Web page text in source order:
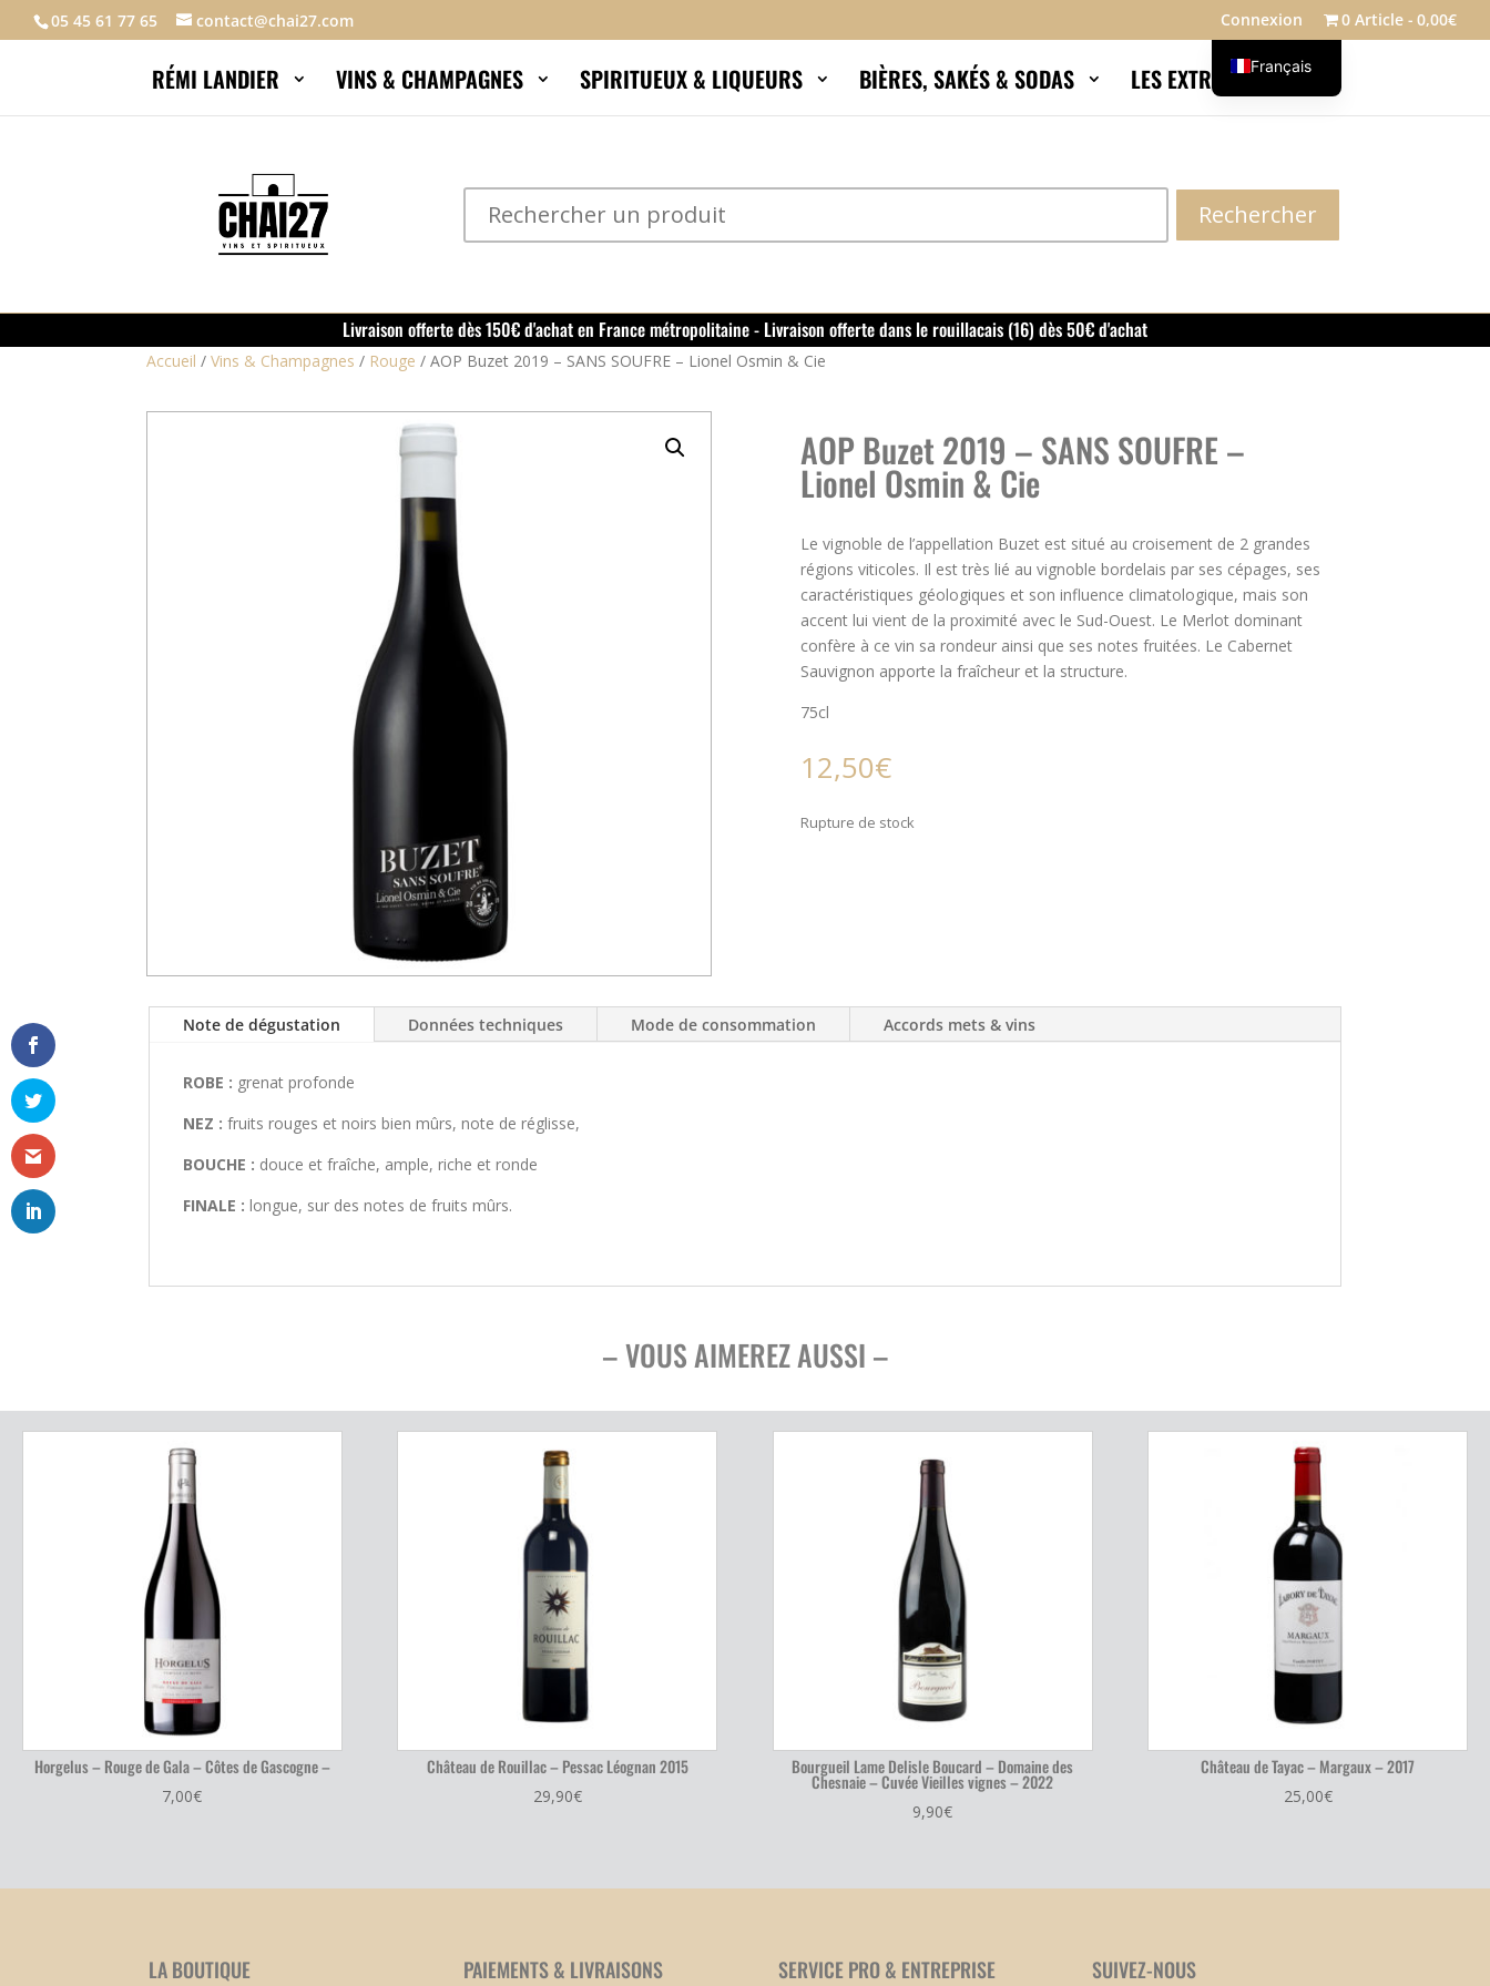
05 45 61 77 65 contact@chai27.com Connexion 0 Article 0,00€
RÉMI LANDIER VINS & CHAMPAGNES SPIRITUEUX & LIQUEURS BIÈRES, SAKÉS & SODAS LES EXTRAS Blog
Rechercher
Livraison offerte dès 150€ d'achat en France métropolitaine - Livraison offerte dans le rouillacais (16) dès 50€ d'achat
Accueil / Vins & Champagnes / Rouge / AOP Buzet 2019 – SANS SOUFRE – Lionel Osmin & Cie
AOP Buzet 2019 – SANS SOUFRE –
Lionel Osmin & Cie
Le vignoble de l’appellation Buzet est situé au croisement de 2 grandes
régions viticoles. Il est très lié au vignoble bordelais par ses cépages, ses
caractéristiques géologiques et son influence climatologique, mais son
accent lui vient de la proximité avec le Sud-Ouest. Le Merlot dominant
confère à ce vin sa rondeur ainsi que ses notes fruitées. Le Cabernet
Sauvignon apporte la fraîcheur et la structure.
75cl
12,50€
Rupture de stock
Note de dégustation Données techniques Mode de consommation Accords mets & vins
ROBE : grenat profonde
NEZ : fruits rouges et noirs bien mûrs, note de réglisse,
BOUCHE : douce et fraîche, ample, riche et ronde
FINALE : longue, sur des notes de fruits mûrs.
– VOUS AIMEREZ AUSSI –
Horgelus – Rouge de Gala – Côtes de Gascogne –
7,00€
Château de Rouillac – Pessac Léognan 2015
29,90€
Bourgueil Lame Delisle Boucard – Domaine des
Chesnaie – Cuvée Vieilles vignes – 2022
9,90€
Château de Tayac – Margaux – 2017
25,00€
LA BOUTIQUE PAIEMENTS & LIVRAISONS SERVICE PRO & ENTREPRISE SUIVEZ-NOUS
Français
English